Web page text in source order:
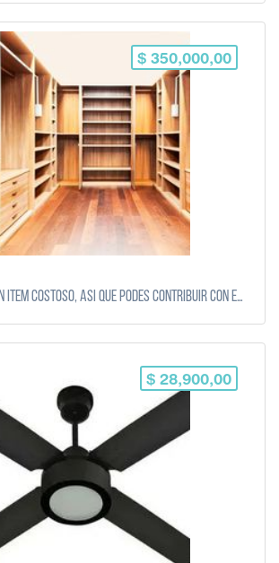
$ 350,000,00
Sabemos que es un ítem costoso, así que podes contribuir con el monto que quieras y puedas!
$ 28,900,00